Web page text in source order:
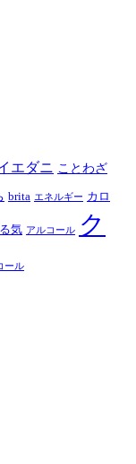
エダニ ことわざ
brita エネルギー カロ
気 アルコール
ク
ール